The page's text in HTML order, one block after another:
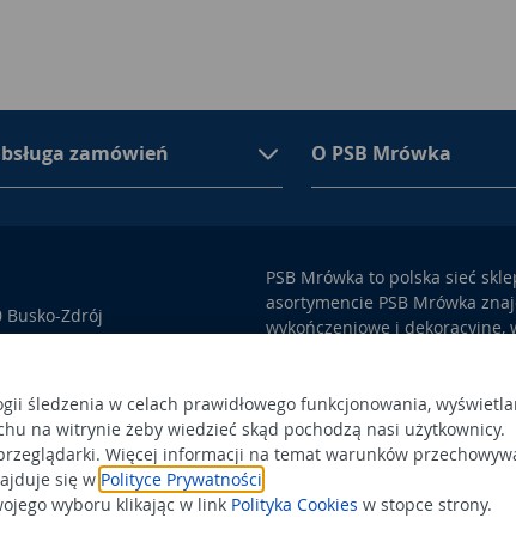
śledzenia w celach prawidłowego funkcjonowania,
na witrynie żeby wiedzieć skąd pochodzą nasi użytkownicy.
Więcej informacji na temat warunków
się w Polityce Prywatności
wyboru klikając w link Polityka Cookies w stopce strony.
zamówień O PSB Mrówka
Busko-Zdrój
przez Sąd Rejonowy w
dużego przedsiębiorcy.
PSB Mrówka to polska sieć
asortymencie PSB Mrówka
wykończeniowe i dekoracyjne,
Obowiązek
informacyjny
Wspierają